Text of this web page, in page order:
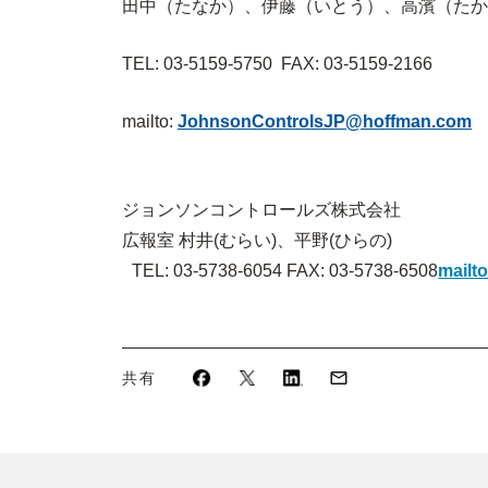
田中（たなか）、伊藤（いとう）、高濱（たか
TEL: 03-5159-5750 FAX: 03-5159-2166
mailto: JohnsonControlsJP@hoffman.com
ジョンソンコントロールズ株式会社
広報室 村井(むらい)、平野(ひらの)
TEL: 03-5738-6054 FAX: 03-5738-6508
共有